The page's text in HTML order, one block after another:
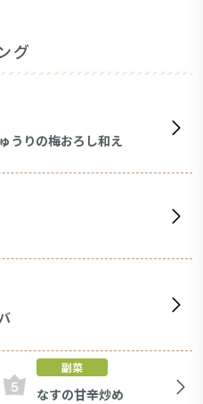
グ
うりの梅おろし和え
副菜
なすの甘辛炒め